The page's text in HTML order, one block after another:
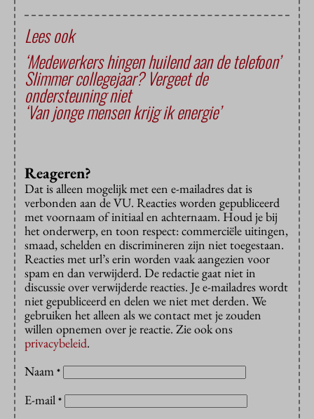
Lees ook
‘Medewerkers hingen huilend aan de telefoon’
Slimmer collegejaar? Vergeet de
ondersteuning niet
‘Van jonge mensen krijg ik energie’
Reageren?
Dat is alleen mogelijk met een e-mailadres dat is
verbonden aan de VU. Reacties worden gepubliceerd
met voornaam of initiaal en achternaam. Houd je bij
het onderwerp, en toon respect: commerciële uitingen,
smaad, schelden en discrimineren zijn niet toegestaan.
Reacties met url’s erin worden vaak aangezien voor
spam en dan verwijderd. De redactie gaat niet in
discussie over verwijderde reacties. Je e-mailadres wordt
niet gepubliceerd en delen we niet met derden. We
gebruiken het alleen als we contact met je zouden
willen opnemen over je reactie. Zie ook ons
privacybeleid.
Naam *
E-mail *